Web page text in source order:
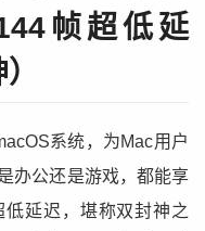
帧超低延
系统，为Mac用户
办公还是游戏，都能享
延迟，堪称双封神之